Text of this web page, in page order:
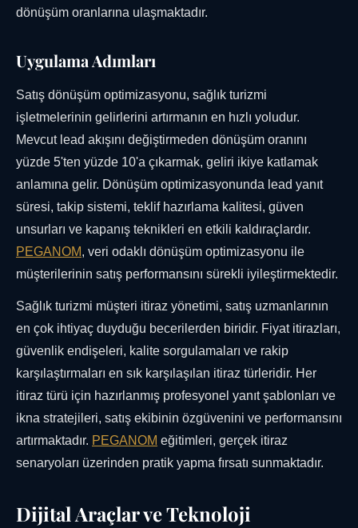
dönüşüm oranlarına ulaşmaktadır.
Uygulama Adımları
Satış dönüşüm optimizasyonu, sağlık turizmi
işletmelerinin gelirlerini artırmanın en hızlı yoludur.
Mevcut lead akışını değiştirmeden dönüşüm oranını
yüzde 5'ten yüzde 10'a çıkarmak, geliri ikiye katlamak
anlamına gelir. Dönüşüm optimizasyonunda lead yanıt
süresi, takip sistemi, teklif hazırlama kalitesi, güven
unsurları ve kapanış teknikleri en etkili kaldıraçlardır.
PEGANOM, veri odaklı dönüşüm optimizasyonu ile
müşterilerinin satış performansını sürekli iyileştirmektedir.
Sağlık turizmi müşteri itiraz yönetimi, satış uzmanlarının
en çok ihtiyaç duyduğu becerilerden biridir. Fiyat itirazları,
güvenlik endişeleri, kalite sorgulamaları ve rakip
karşılaştırmaları en sık karşılaşılan itiraz türleridir. Her
itiraz türü için hazırlanmış profesyonel yanıt şablonları ve
ikna stratejileri, satış ekibinin özgüvenini ve performansını
artırmaktadır. PEGANOM eğitimleri, gerçek itiraz
senaryoları üzerinden pratik yapma fırsatı sunmaktadır.
Dijital Araçlar ve Teknoloji